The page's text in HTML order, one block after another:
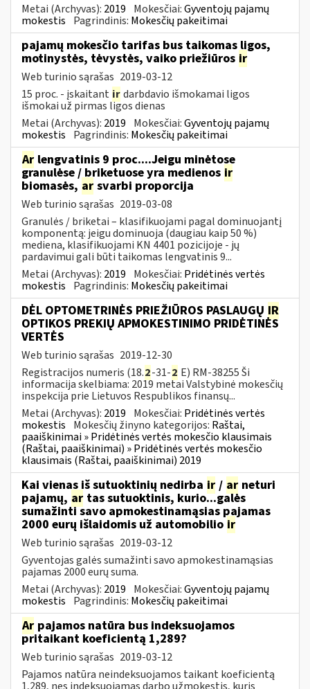
Metai (Archyvas): 2019 Mokesčiai:Gyventojų pajamų
mokestis Pagrindinis: Mokesčių pakeitimai
pajamų mokesčio tarifas bus taikomas ligos,
motinystės, tėvystės, vaiko priežiūros ir
Web turinio sąrašas 2019-03-12
15 proc. - įskaitant irdarbdavio išmokamai ligos
išmokai už pirmas ligos dienas
Metai (Archyvas): 2019 Mokesčiai:Gyventojų pajamų
mokestis Pagrindinis: Mokesčių pakeitimai
Ar lengvatinis 9 proc....Jeigu minėtose
granulėse / briketuose yra medienos ir
biomasės, ar svarbi proporcija
Web turinio sąrašas 2019-03-08
Granulės / briketai – klasifikuojami pagal dominuojantį
komponentą: jeigu dominuoja (daugiau kaip 50 %)
mediena, klasifikuojami KN 4401 pozicijoje - jų
pardavimui gali būti taikomas lengvatinis 9...
Metai (Archyvas): 2019 Mokesčiai: Pridėtinės vertės
mokestis Pagrindinis: Mokesčių pakeitimai
DĖL OPTOMETRINĖS PRIEŽIŪROS PASLAUGŲ IR
OPTIKOS PREKIŲ APMOKESTINIMO PRIDĖTINĖS
VERTĖS
Web turinio sąrašas 2019-12-30
Registracijos numeris (18.2-31-2 E) RM-38255 Ši
informacija skelbiama: 2019 metai Valstybinė mokesčių
inspekcija prie Lietuvos Respublikos finansų...
Metai (Archyvas): 2019 Mokesčiai: Pridėtinės vertės
mokestis Mokesčių žinyno kategorijos: Raštai,
paaiškinimai » Pridėtinės vertės mokesčio klausimais
(Raštai, paaiškinimai) » Pridėtinės vertės mokesčio
klausimais (Raštai, paaiškinimai) 2019
Kai vienas iš sutuoktinių nedirba ir / ar neturi
pajamų, ar tas sutuoktinis, kurio...galės
sumažinti savo apmokestinamąsias pajamas
2000 eurų išlaidomis už automobilio ir
Web turinio sąrašas 2019-03-12
Gyventojas galės sumažinti savo apmokestinamąsias
pajamas 2000 eurų suma.
Metai (Archyvas): 2019 Mokesčiai:Gyventojų pajamų
mokestis Pagrindinis: Mokesčių pakeitimai
Ar pajamos natūra bus indeksuojamos
pritaikant koeficientą 1,289?
Web turinio sąrašas 2019-03-12
Pajamos natūra neindeksuojamos taikant koeficientą
1,289, nes indeksuojamas darbo užmokestis, kuris